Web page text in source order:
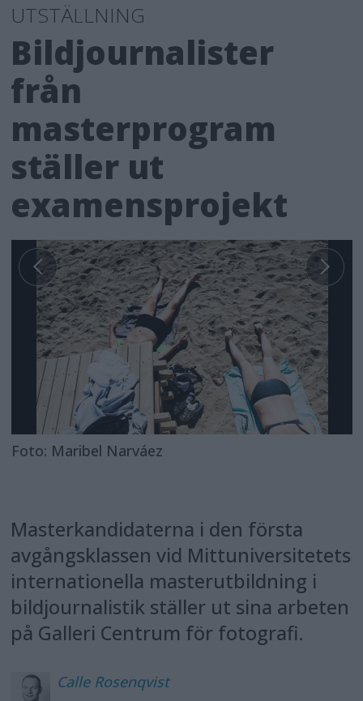
UTSTÄLLNING
Bildjournalister
från
masterprogram
ställer ut
examensprojekt
Foto: Maribel Narváez
Masterkandidaterna i den första
avgångsklassen vid Mittuniversitetets
internationella masterutbildning i
bildjournalistik ställer ut sina arbeten
på Galleri Centrum för fotografi.
Calle Rosenqvist